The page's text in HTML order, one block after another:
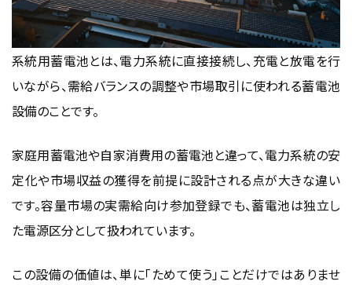
と「運用力」で事業性が決まりやすい
系統用蓄電池とは、電力系統に直接接続し、充電と放電を行
いながら、需給バランスの調整や市場取引に使われる蓄電池
設備のことです。
家庭用蓄電池や自家消費用の蓄電池と違って、電力系統の安
定化や市場収益の獲得を前提に設計される点が大きな違い
です。容量市場の実需給向け参加登録でも、蓄電池は独立し
た電源区分として扱われています。
この設備の価値は、単に「ためて使う」ことだけではありませ